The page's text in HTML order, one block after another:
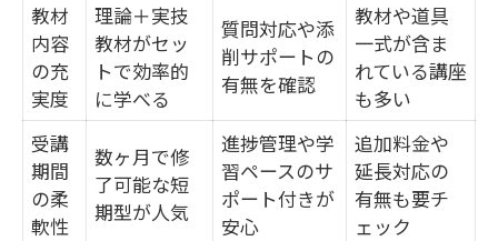
教材
内容
の充
実度
理論＋実技
教材がセッ
トで効率的
に学べる
質問対応や添
削サポートの
有無を確認
教材や道具
一式が含ま
れている講座
も多い
受講
期間
の柔
軟性
数ヶ月で修
了可能な短
期型が人気
進捗管理や学
習ペースのサ
ポート付きが
安心
追加料金や
延長対応の
有無も要チ
ェック